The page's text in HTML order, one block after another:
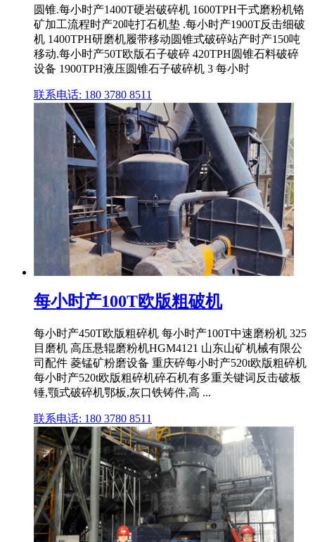
圆锥.每小时产1400T硬岩破碎机 1600TPH干式磨粉机铬
矿加工流程时产20吨打石机垫 .每小时产1900T反击细破
机 1400TPH研磨机履带移动圆锥式破碎站产时产150吨
移动.每小时产50T欧版石子破碎 420TPH圆锥石料破碎
设备 1900TPH液压圆锥石子破碎机 3 每小时
联系电话: 180 3780 8511
每小时产100T欧版粗破机
每小时产450T欧版粗碎机 每小时产100T中速磨粉机 325
目磨机 高压悬辊磨粉机HGM4121 山东山矿机械有限公
司配件 菱锰矿粉磨设备 重庆碎每小时产520t欧版粗碎机
每小时产520t欧版粗碎机碎石机有多重关键词反击破板
锤,颚式破碎机鄂板,灰口铁铸件,高 ...
联系电话: 180 3780 8511